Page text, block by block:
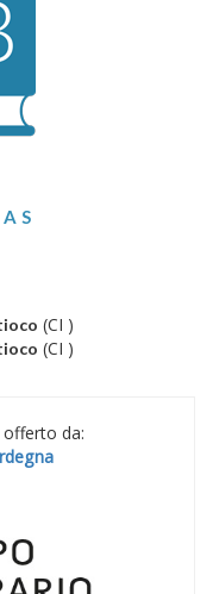
(CI )
(CI )
da: